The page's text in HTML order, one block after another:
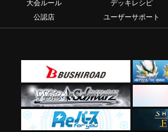
大会ルール
デッキレシピ
公認店
ユーザーサポート